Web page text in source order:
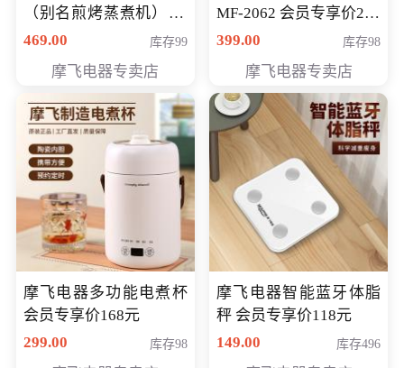
（别名煎烤蒸煮机） 型
号MF-8888B 会员专享
469.00 库存99
摩飞电器专卖店
MF-2062 会员专享价268
元
399.00 库存98
摩飞电器专卖店
摩飞电器多功能电煮杯
会员专享价168元
299.00
库存98
摩飞电器智能蓝牙体脂
秤 会员专享价118元
149.00
库存496